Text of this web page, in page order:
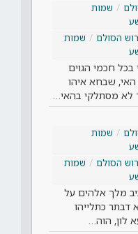
שמות
הסולם
שמות
בכל חכמי הגוים
האי, שבחא איהו
לא מסתלקי בהאי…
שמות
הסולם
שמות
מלך אלהים על
דבתר כתלייהו
לון, הוה…